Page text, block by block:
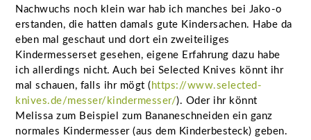
Nachwuchs noch klein war hab ich manches bei Jako-o
erstanden, die hatten damals gute Kindersachen. Habe da
eben mal geschaut und dort ein zweiteiliges
Kindermesserset gesehen, eigene Erfahrung dazu habe
ich allerdings nicht. Auch bei Selected Knives könnt ihr
mal schauen, falls ihr mögt ( https://www.selected-
knives.de/messer/kindermesser/). Oder ihr könnt
Melissa zum Beispiel zum Bananeschneiden ein ganz
normales Kindermesser (aus dem Kinderbesteck) geben.